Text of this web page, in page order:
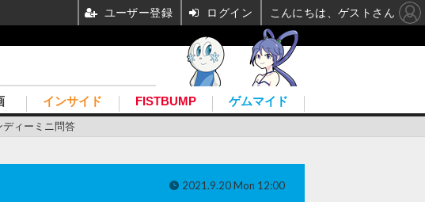
ディーミニ問答
インサイド FISTBUMP ゲムマイド
2021.9.20 Mon 12:00
ユーザー登録 ログイン こんにちは、ゲストさん